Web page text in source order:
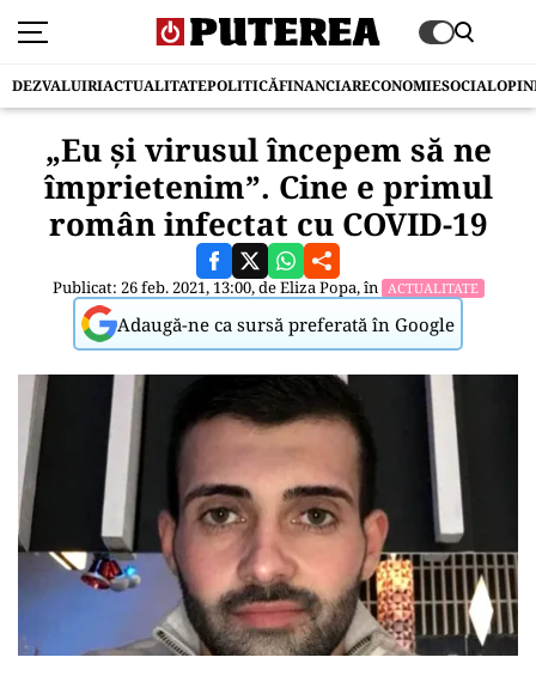
DEZVALUIRIACTUALITATEPOLITICĂFINANCIARECONOMIESOCIAL
„Eu și virusul începem să ne
împrietenim”. Cine e primul
român infectat cu COVID-19
Publicat: 26 feb. 2021, 13:00, deEliza Popa, în ACTUALITATE
Adaugă-ne ca sursă preferată în Google